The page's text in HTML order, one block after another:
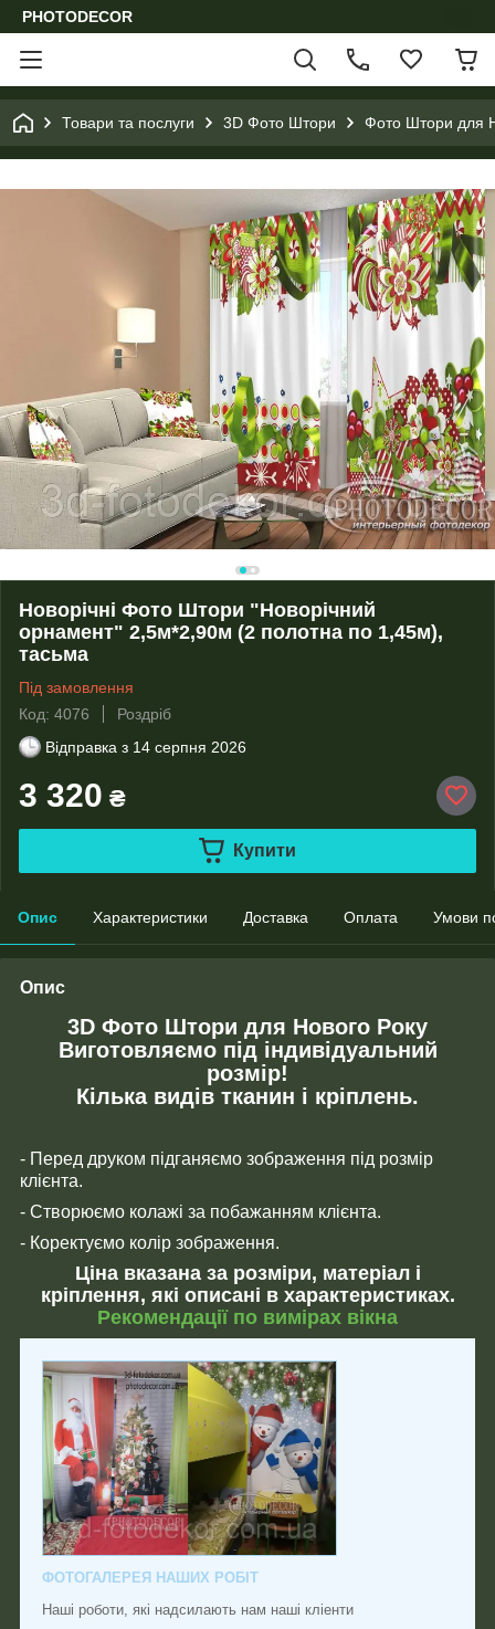
PHOTODECOR
Товари та послуги 3D Фото Штори Фото Штори для
Новорічні Фото Штори "Новорічний
орнамент" 2,5м*2,90м (2 полотна по 1,45м),
тасьма
Під замовлення
Код: 4076
Роздріб
Відправка з 14 серпня 2026
3 320 ₴
Купити
Опис Характеристики Доставка Оплата Умови
Опис
3D Фото Штори для Нового Року
Виготовляємо під індивідуальний
розмір!
Кілька видів тканин і кріплень.
- Перед друком підганяємо зображення під розмір
клієнта.
- Створюємо колажі за побажанням клієнта.
- Коректуємо колір зображення.
Ціна вказана за розміри, матеріал і
кріплення, які описані в характеристиках.
Рекомендації по вимірах вікна
ФОТОГАЛЕРЕЯ НАШИХ РОБІТ
Наші роботи, які надсилають нам наші кліенти